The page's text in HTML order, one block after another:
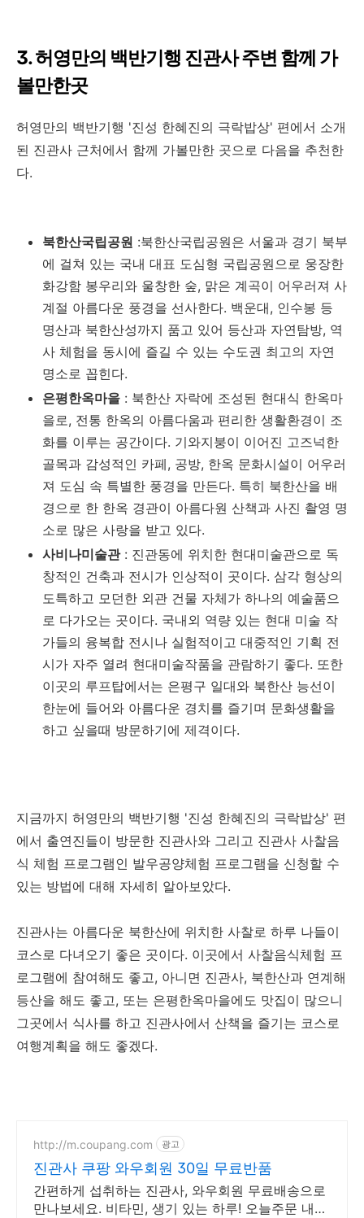
3. 허영만의 백반기행 진관사 주변 함께 가
볼만한곳
허영만의 백반기행 '진성 한혜진의 극락밥상' 편에서 소개
된 진관사 근처에서 함께 가볼만한 곳으로 다음을 추천한
다.
북한산국립공원 :북한산국립공원은 서울과 경기 북부
에 걸쳐 있는 국내 대표 도심형 국립공원으로 웅장한
화강함 봉우리와 울창한 숲, 맑은 계곡이 어우러져 사
계절 아름다운 풍경을 선사한다. 백운대, 인수봉 등
명산과 북한산성까지 품고 있어 등산과 자연탐방, 역
사 체험을 동시에 즐길 수 있는 수도권 최고의 자연
명소로 꼽힌다.
은평한옥마을 : 북한산 자락에 조성된 현대식 한옥마
을로, 전통 한옥의 아름다움과 편리한 생활환경이 조
화를 이루는 공간이다. 기와지붕이 이어진 고즈넉한
골목과 감성적인 카페, 공방, 한옥 문화시설이 어우러
져 도심 속 특별한 풍경을 만든다. 특히 북한산을 배
경으로 한 한옥 경관이 아름다원 산책과 사진 촬영 명
소로 많은 사랑을 받고 있다.
사비나미술관: 진관동에 위치한 현대미술관으로 독
창적인 건축과 전시가 인상적이 곳이다. 삼각 형상의
도특하고 모던한 외관 건물 자체가 하나의 예술품으
로 다가오는 곳이다. 국내외 역량 있는 현대 미술 작
가들의 융복합 전시나 실험적이고 대중적인 기획 전
시가 자주 열려 현대미술작품을 관람하기 좋다. 또한
이곳의 루프탑에서는 은평구 일대와 북한산 능선이
한눈에 들어와 아름다운 경치를 즐기며 문화생활을
하고 싶을때 방문하기에 제격이다.
지금까지 허영만의 백반기행 '진성 한혜진의 극락밥상' 편
에서 출연진들이 방문한 진관사와 그리고 진관사 사찰음
식 체험 프로그램인 발우공양체험 프로그램을 신청할 수
있는 방법에 대해 자세히 알아보았다.
진관사는 아름다운 북한산에 위치한 사찰로 하루 나들이
코스로 다녀오기 좋은 곳이다. 이곳에서 사찰음식체험 프
로그램에 참여해도 좋고, 아니면 진관사, 북한산과 연계해
등산을 해도 좋고, 또는 은평한옥마을에도 맛집이 많으니
그곳에서 식사를 하고 진관사에서 산책을 즐기는 코스로
여행계획을 해도 좋겠다.
http://m.coupang.com 광고
진관사 쿠팡 와우회원 30일 무료반품
간편하게 섭취하는 진관사, 와우회원 무료배송으로
만나보세요. 비타민, 생기 있는 하루! 오늘주문 내일